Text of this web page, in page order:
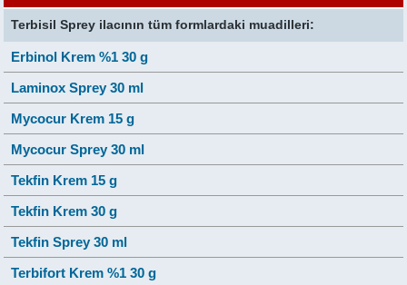
Terbisil Sprey ilacının tüm formlardaki muadilleri:
Erbinol Krem %1 30 g
Laminox Sprey 30 ml
Mycocur Krem 15 g
Mycocur Sprey 30 ml
Tekfin Krem 15 g
Tekfin Krem 30 g
Tekfin Sprey 30 ml
Terbifort Krem %1 30 g